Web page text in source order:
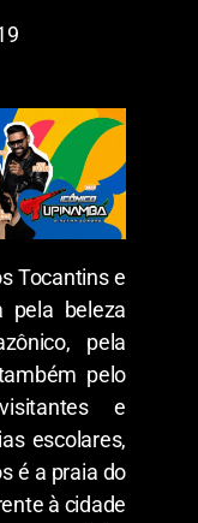
Tocantins e
pela beleza
pela
pelo
e
escolares,
é a praia do
à cidade